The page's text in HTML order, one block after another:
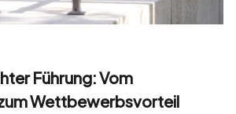
Führung: Vom
Wettbewerbsvorteil